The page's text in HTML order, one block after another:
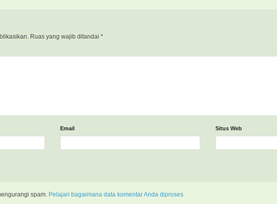
Ruas yang wajib ditandai *
Email Situs Web
spam. Pelajari bagaimana data komentar Anda diproses